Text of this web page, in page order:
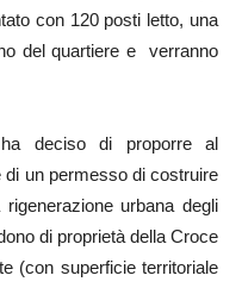
con 120 posti letto, una
del quartiere e verranno
deciso di proporre al
di un permesso di costruire
urbana degli
di proprietà della Croce
(con superficie territoriale